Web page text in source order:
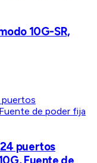
10G-SR,
puertos